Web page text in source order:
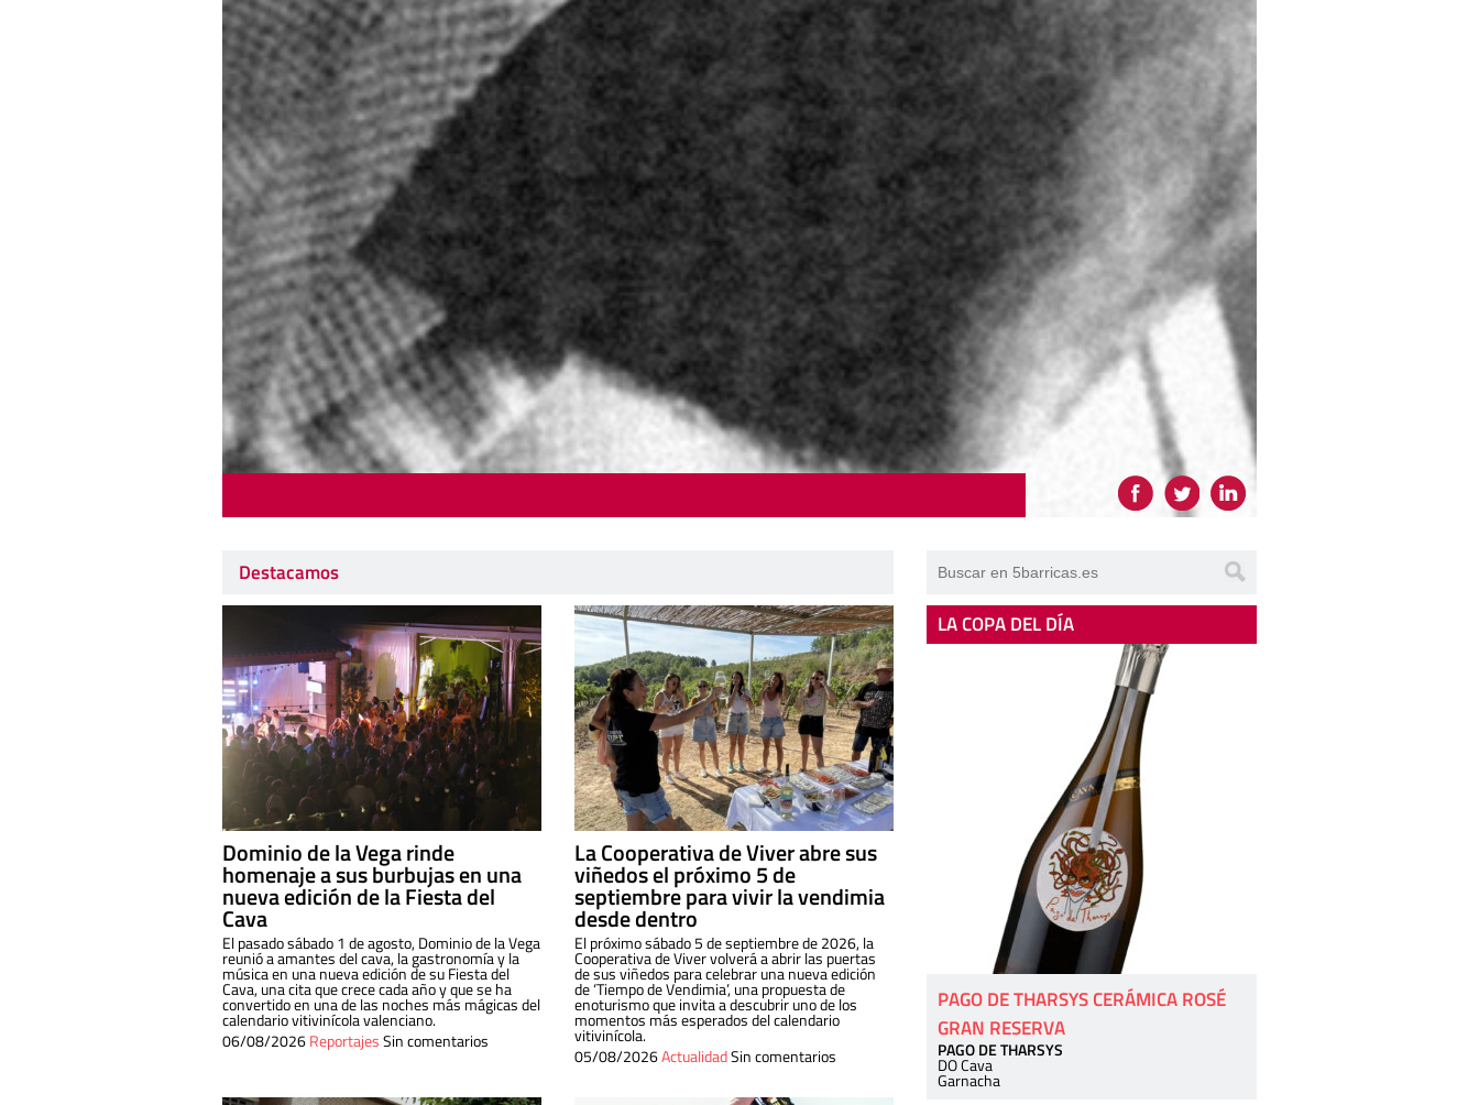
Destacamos
Dominio de la Vega rinde
homenaje a sus burbujas en una
nueva edición de la Fiesta del
Cava
El pasado sábado 1 de agosto, Dominio de la Vega
reunió a amantes del cava, la gastronomía y la
música en una nueva edición de su Fiesta del
Cava, una cita que crece cada año y que se ha
convertido en una de las noches más mágicas del
calendario vitivinícola valenciano.
06/08/2026ReportajesSin comentarios
La Cooperativa de Viver abre sus
viñedos el próximo 5 de
septiembre para vivir la vendimia
desde dentro
El próximo sábado 5 de septiembre de 2026, la
Cooperativa de Viver volverá a abrir las puertas
de sus viñedos para celebrar una nueva edición
de ‘Tiempo de Vendimia’, una propuesta de
enoturismo que invita a descubrir uno de los
momentos más esperados del calendario
vitivinícola.
05/08/2026ActualidadSin comentarios
LA COPA DEL DÍA
PAGO DE THARSYS CERÁMICA ROSÉ
GRAN RESERVA
PAGO DE THARSYS
DO Cava
Garnacha